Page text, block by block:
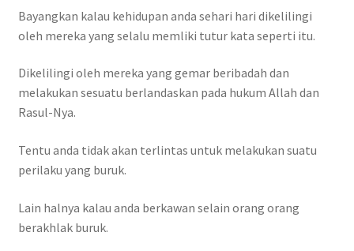
Bayangkan kalau kehidupan anda sehari hari dikelilingi
oleh mereka yang selalu memliki tutur kata seperti itu.
Dikelilingi oleh mereka yang gemar beribadah dan
melakukan sesuatu berlandaskan pada hukum Allah dan
Rasul-Nya.
Tentu anda tidak akan terlintas untuk melakukan suatu
perilaku yang buruk.
Lain halnya kalau anda berkawan selain orang orang
berakhlak buruk.